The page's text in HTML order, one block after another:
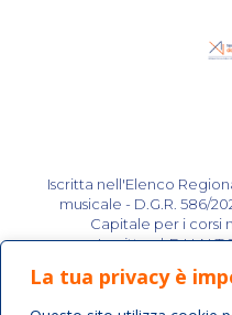
La tua privacy è
Iscritta nell'Elenco
musicale - D.G.R. 586/
Capitale per i corsi
Iscritta al